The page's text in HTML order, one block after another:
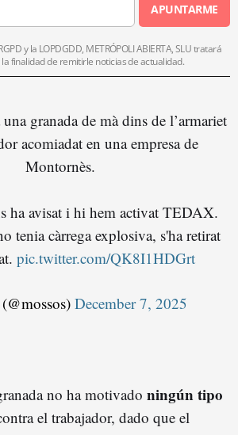
APUNTARME
y la LOPDGDD, METRÓPOLI ABIERTA, SLU tratará
finalidad de remitirle noticias de actualidad.
granada de mà dins de l’armariet
acomiadat en una empresa de
Montornès.
ha avisat i hi hem activat TEDAX.
tenia càrrega explosiva, s'ha retirat
pic.twitter.com/QK8I1HDGrt
December 7, 2025
no ha motivado ningún tipo
el trabajador, dado que el